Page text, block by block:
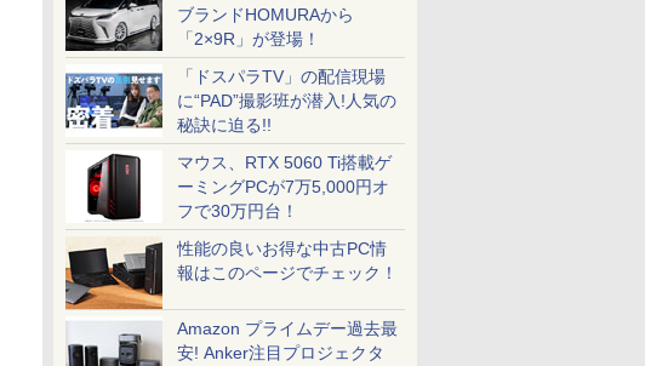
ブランドHOMURAから
「2×9R」が登場！
「ドスパラTV」の配信現場
に“PAD”撮影班が潜入!人気の
秘訣に迫る!!
マウス、RTX 5060 Ti搭載ゲ
ーミングPCが7万5,000円オ
フで30万円台！
性能の良いお得な中古PC情
報はこのページでチェック！
Amazon プライムデー過去最
安! Anker注目プロジェクタ